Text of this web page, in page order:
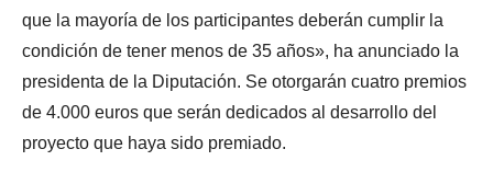
que la mayoría de los participantes deberán cumplir la
condición de tener menos de 35 años», ha anunciado la
presidenta de la Diputación. Se otorgarán cuatro premios
de 4.000 euros que serán dedicados al desarrollo del
proyecto que haya sido premiado.